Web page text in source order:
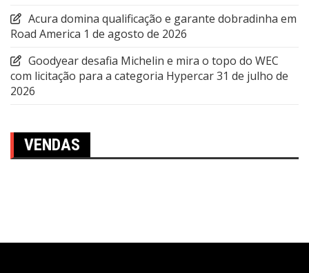
Acura domina qualificação e garante dobradinha em
Road America 1 de agosto de 2026
Goodyear desafia Michelin e mira o topo do WEC
com licitação para a categoria Hypercar31 de julho de
2026
VENDAS